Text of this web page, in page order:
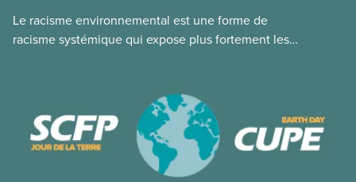
Le racisme environnemental est une forme de
racisme systémique qui expose plus fortement les
à prédominance blanche. Il comprend les
politiques et pratiques industrielles et
environnementales qui créent des sites dangereux
pour l’environnement à proximité de communautés
noires, autochtones ou racisées.